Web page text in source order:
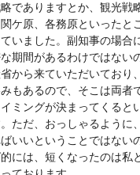
でありますとか、観光戦
ケ原、各務原といったと
いました。副知事の場合
期間があるわけではない
から来ていただいており
もあるので、そこは両者
ミングが決まってくると
ただ、おっしゃるように
いいということではない
には、短くなったのは私